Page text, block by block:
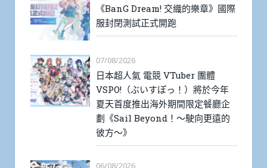
《BanG Dream! 交織的樂章》國際
服封閉測試正式開跑
07/08/2026
日本超人氣 電競 VTuber 團體
VSPO!（ぶいすぽっ！）將於今年
夏天首度推出海外期間限定餐廳企
劃《Sail Beyond！～駛向更遠的
彼方～》
06/08/2026